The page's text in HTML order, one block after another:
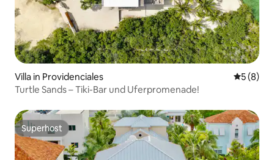
Villa in Providenciales
5 (8)
Turtle Sands – Tiki-Bar und Uferpromenade!
Superhost
Superhost